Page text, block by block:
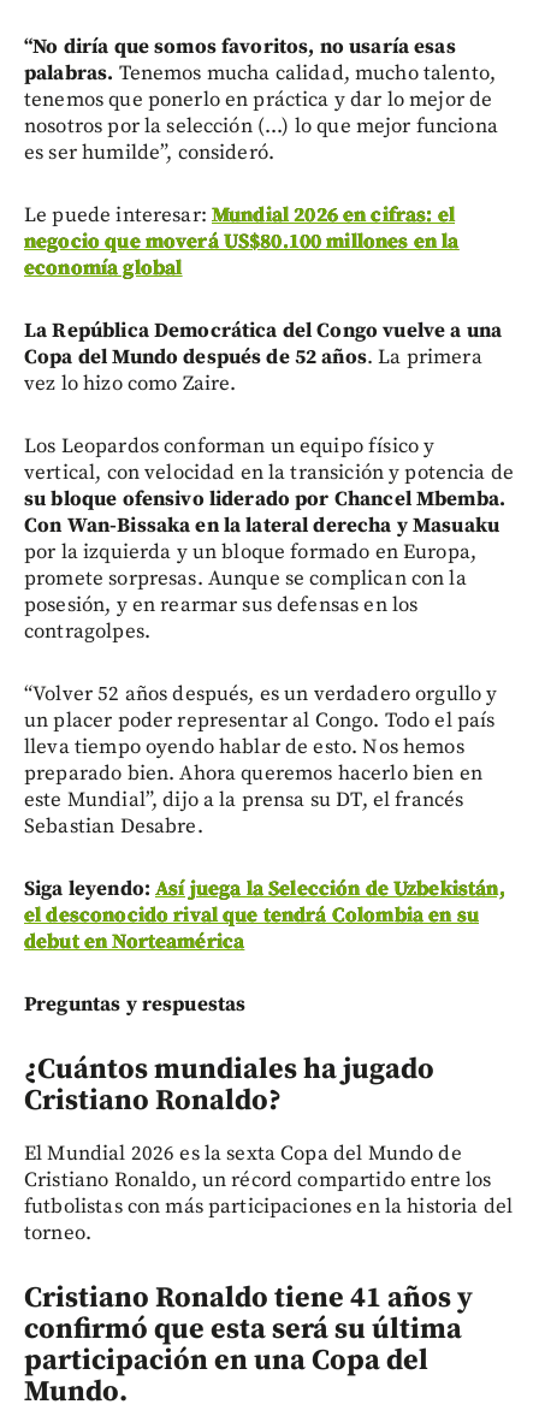
“No diría que somos favoritos, no usaría esas
palabras. Tenemos mucha calidad, mucho talento,
tenemos que ponerlo en práctica y dar lo mejor de
nosotros por la selección (...) lo que mejor funciona
es ser humilde”, consideró.
Le puede interesar: Mundial 2026 en cifras: el
negocio que moverá US$80.100 millones en la
economía global
La República Democrática del Congo vuelve a una
Copa del Mundo después de 52 años. La primera
vez lo hizo como Zaire.
Los Leopardos conforman un equipo físico y
vertical, con velocidad en la transición y potencia de
su bloque ofensivo liderado por Chancel Mbemba.
Con Wan-Bissaka en la lateral derecha y Masuaku
por la izquierda y un bloque formado en Europa,
promete sorpresas. Aunque se complican con la
posesión, y en rearmar sus defensas en los
contragolpes.
“Volver 52 años después, es un verdadero orgullo y
un placer poder representar al Congo. Todo el país
lleva tiempo oyendo hablar de esto. Nos hemos
preparado bien. Ahora queremos hacerlo bien en
este Mundial”, dijo a la prensa su DT, el francés
Sebastian Desabre.
Siga leyendo:Así juega la Selección de Uzbekistán,
el desconocido rival que tendrá Colombia en su
debut en Norteamérica
Preguntas y respuestas
¿Cuántos mundiales ha jugado
Cristiano Ronaldo?
El Mundial 2026 es la sexta Copa del Mundo de
Cristiano Ronaldo, un récord compartido entre los
futbolistas con más participaciones en la historia del
torneo.
Cristiano Ronaldo tiene 41 años y
confirmó que esta será su última
participación en una Copa del
Mundo.